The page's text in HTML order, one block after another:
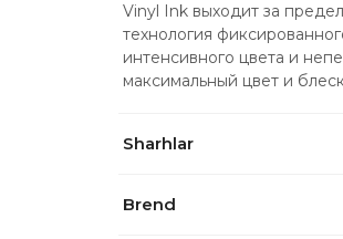
Vinyl Ink выходит за
технология
интенсивного цвета и
максимальный цвет и
Sharhlar
Brend